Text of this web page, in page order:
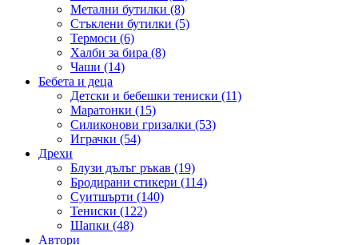
Метални бутилки (8)
Стъклени бутилки (5)
Термоси (6)
Халби за бира (8)
Чаши (14)
Бебета и деца
Детски и бебешки тениски (11)
Маратонки (15)
Силиконови гризалки (53)
Играчки (54)
Дрехи
Блузи дълъг ръкав (19)
Бродирани стикери (114)
Суитшърти (140)
Тениски (122)
Шапки (48)
Автори